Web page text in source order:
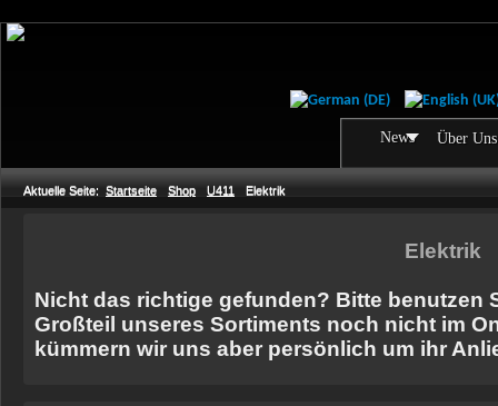
News Über Uns
Aktuelle Seite: Startseite Shop U411 Elektrik
Elektrik
Nicht das richtige gefunden? Bitte benutzen
Großteil unseres Sortiments noch nicht im
kümmern wir uns aber persönlich um ihr